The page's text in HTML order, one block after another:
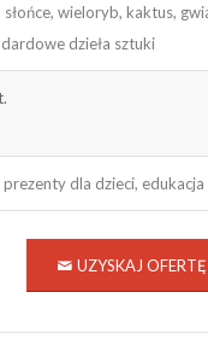
słońce, wieloryb, kaktus,
dzieła sztuki
prezenty dla dzieci,
UZYSKAJ OFERTĘ